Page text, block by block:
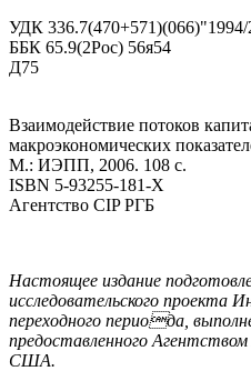
УДК 336.7(470+571)(066)"1994/
ББК 65.9(2Рос) 56я54
Д75
Взаимодействие потоков
макроэкономических
М.: ИЭПП, 2006. 108 с.
ISBN 5-93255-181-Х
Агентство CIP РГБ
Настоящее издание
исследовательского проекта
переходного периода,
предоставленного
США.